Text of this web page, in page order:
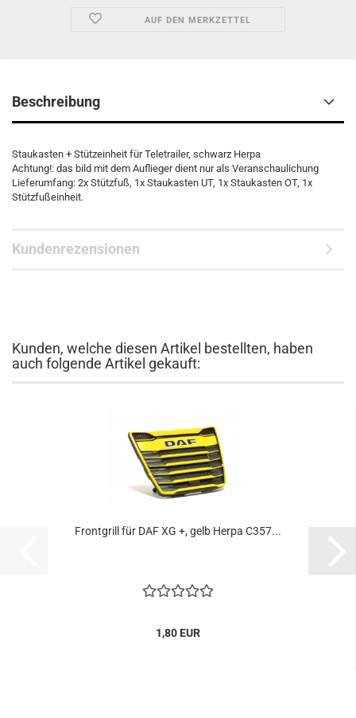
AUF DEN MERKZETTEL
Beschreibung
Staukasten + Stützeinheit für Teletrailer, schwarz Herpa
Achtung!: das bild mit dem Auflieger dient nur als Veranschaulichung
Lieferumfang: 2x Stützfuß, 1x Staukasten UT, 1x Staukasten OT, 1x
Stützfußeinheit.
Kundenrezensionen
Kunden, welche diesen Artikel bestellten, haben
auch folgende Artikel gekauft:
Frontgrill für DAF XG +, gelb Herpa C357...
1,80 EUR